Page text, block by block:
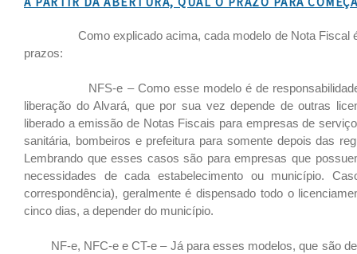
Como explicado acima, cada modelo de Nota Fiscal é
prazos:
NFS-e – Como esse modelo é de responsabilidade do
liberação do Alvará, que por sua vez depende de outras
liberado a emissão de Notas Fiscais para empresas de
sanitária, bombeiros e prefeitura para somente depois das
Lembrando que esses casos são para empresas que
necessidades de cada estabelecimento ou município.
correspondência), geralmente é dispensado todo o
cinco dias, a depender do município.
NF-e, NFC-e e CT-e – Já para esses modelos, que são de